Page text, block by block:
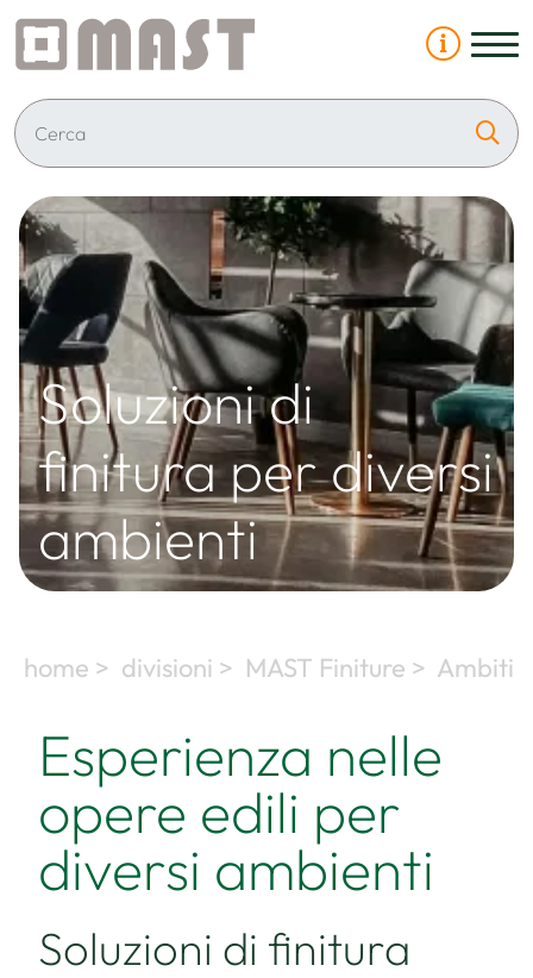
Soluzioni di
finitura per diversi
ambienti
home > divisioni > MAST Finiture > Ambiti
Esperienza nelle
opere edili per
diversi ambienti
Soluzioni di finitura